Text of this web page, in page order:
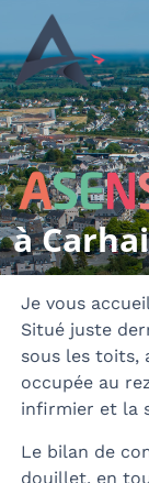
à
Je vous
Situé juste
sous les toits,
occupée au
infirmier et la
Le bilan de
douillet, en